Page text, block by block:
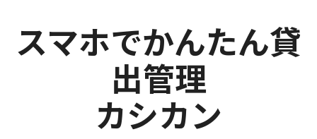
スマホでかんたん貸
出管理
カシカン